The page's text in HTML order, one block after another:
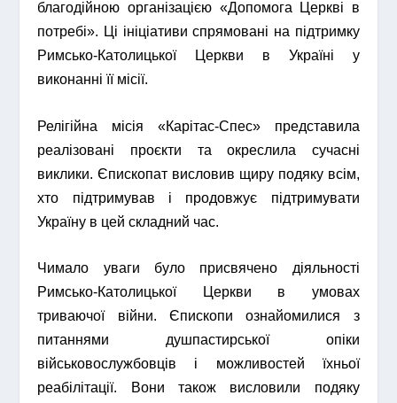
благодійною організацією «Допомога Церкві в
потребі». Ці ініціативи спрямовані на підтримку
Римсько-Католицької Церкви в Україні у
виконанні її місії.
Релігійна місія «Карітас-Спес» представила
реалізовані проєкти та окреслила сучасні
виклики. Єпископат висловив щиру подяку всім,
хто підтримував і продовжує підтримувати
Україну в цей складний час.
Чимало уваги було присвячено діяльності
Римсько-Католицької Церкви в умовах
триваючої війни. Єпископи ознайомилися з
питаннями душпастирської опіки
військовослужбовців і можливостей їхньої
реабілітації. Вони також висловили подяку